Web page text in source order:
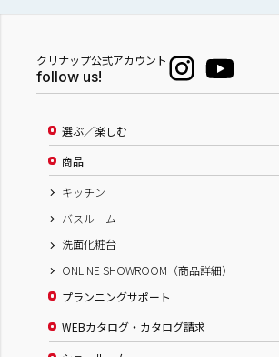
クリナップ公式アカウント
follow us!
選ぶ／楽しむ
商品
キッチン
バスルーム
洗面化粧台
ONLINE SHOWROOM（商品詳細）
プランニングサポート
WEBカタログ・カタログ請求